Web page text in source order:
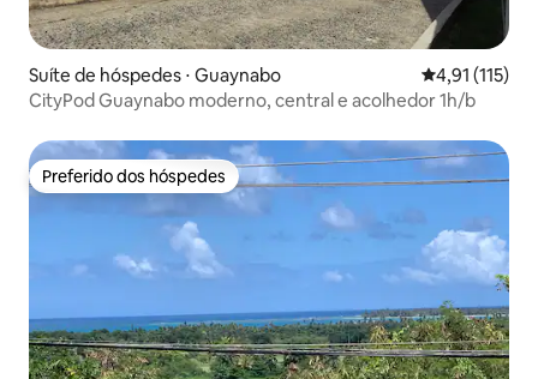
Suíte de hóspedes ⋅ Guaynabo 4,91 de uma
4,91 (115)
CityPod Guaynabo moderno, central e acolhedor 1h/b
Preferido dos hóspedes
Preferido dos hóspedes